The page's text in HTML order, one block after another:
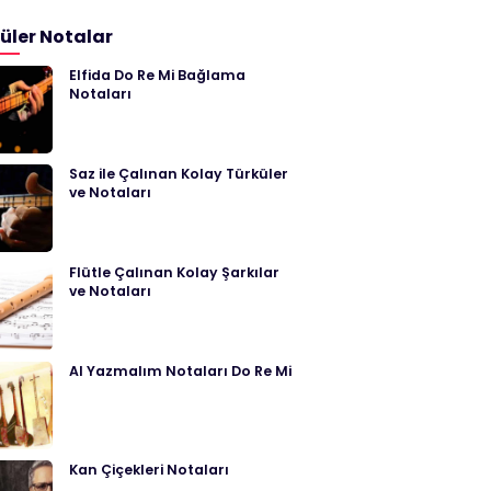
Notalar
Elfida Do Re Mi Bağlama
Notaları
Saz ile Çalınan Kolay Türküler
ve Notaları
Flütle Çalınan Kolay Şarkılar
ve Notaları
Al Yazmalım Notaları Do Re Mi
Kan Çiçekleri Notaları